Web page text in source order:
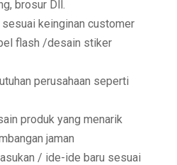
brosur Dll.
keinginan customer
flash /desain stiker
perusahaan seperti
produk yang menarik
jaman
/ ide-ide baru sesuai